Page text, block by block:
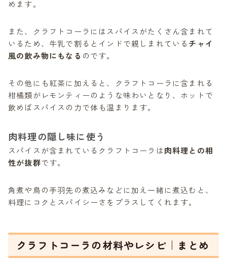
めます。
また、クラフトコーラにはスパイスがたくさん含まれて
いるため、牛乳で割るとインドで親しまれている チャイ
風の飲み物にもなる のです。
その他にも紅茶に加えると、クラフトコーラに含まれる
柑橘類がレモンティーのような味わいとなり、ホットで
飲めばスパイスの力で体も温まります。
肉料理の隠し味に使う
スパイスが含まれているクラフトコーラは肉料理との相
性が抜群です。
角煮や鳥の手羽先の煮込みなどに加え一緒に煮込むと、
料理にコクとスパイシーさをプラスしてくれます。
クラフトコーラの材料やレシピ｜まとめ